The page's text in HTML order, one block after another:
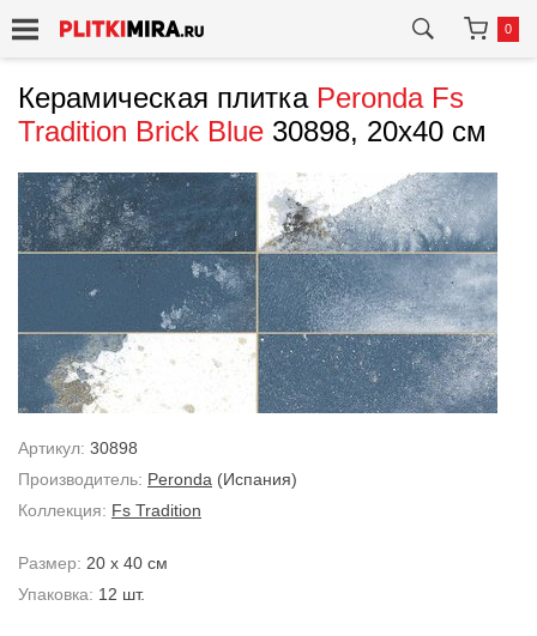
0
Керамическая плитка Peronda Fs
Tradition Brick Blue 30898, 20x40 см
Артикул: 30898
Производитель: Peronda (Испания)
Коллекция: Fs Tradition
Размер: 20 x 40 см
Упаковка: 12 шт.